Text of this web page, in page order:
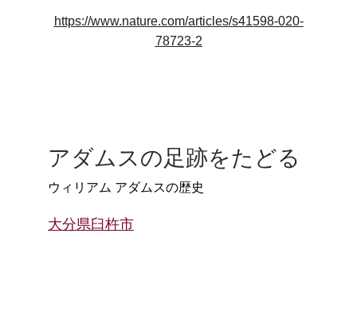
https://www.nature.com/articles/s41598-020-
78723-2
アダムスの足跡をたどる
大分県臼杵市
ウィリアム アダムスの歴史